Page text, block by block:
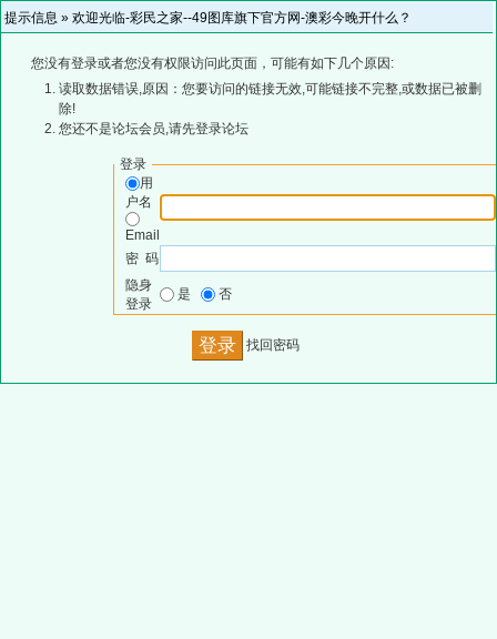
提示信息 » 欢迎光临-彩民之家--49图库旗下官方网-澳彩今晚开什么？
您没有登录或者您没有权限访问此页面，可能有如下几个原因:
读取数据错误,原因：您要访问的链接无效,可能链接不完整,或数据已被删
除!
您还不是论坛会员,请先登录论坛
登录
用
户名
Email
密 码
隐身
登录
是 否
找回密码